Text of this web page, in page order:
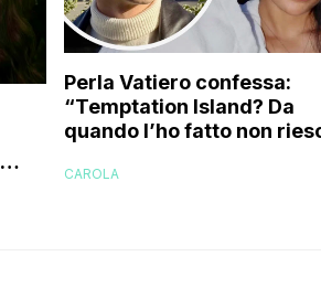
Perla Vatiero confessa:
“Temptation Island? Da
quando l’ho fatto non
CAROLA